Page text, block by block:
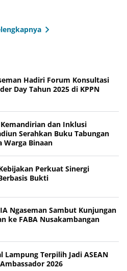
Hadiri Forum Konsultasi
Day Tahun 2025 di KPPN
dan Inklusi
Serahkan Buku Tabungan
Warga Binaan
Perkuat Sinergi
Bukti
Ngaseman Sambut Kunjungan
ke FABA Nusakambangan
Lampung Terpilih Jadi ASEAN
2026